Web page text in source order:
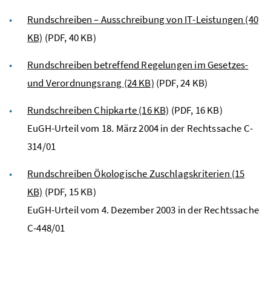
Rundschreiben – Ausschreibung von IT-Leistungen (40
KB) (PDF, 40 KB)
Rundschreiben betreffend Regelungen im Gesetzes-
und Verordnungsrang (24 KB) (PDF, 24 KB)
Rundschreiben Chipkarte(16 KB) (PDF, 16 KB)
EuGH-Urteil vom 18. März 2004 in der Rechtssache C-
314/01
Rundschreiben Ökologische Zuschlagskriterien (15
KB) (PDF, 15 KB)
EuGH-Urteil vom 4. Dezember 2003 in der Rechtssache
C-448/01